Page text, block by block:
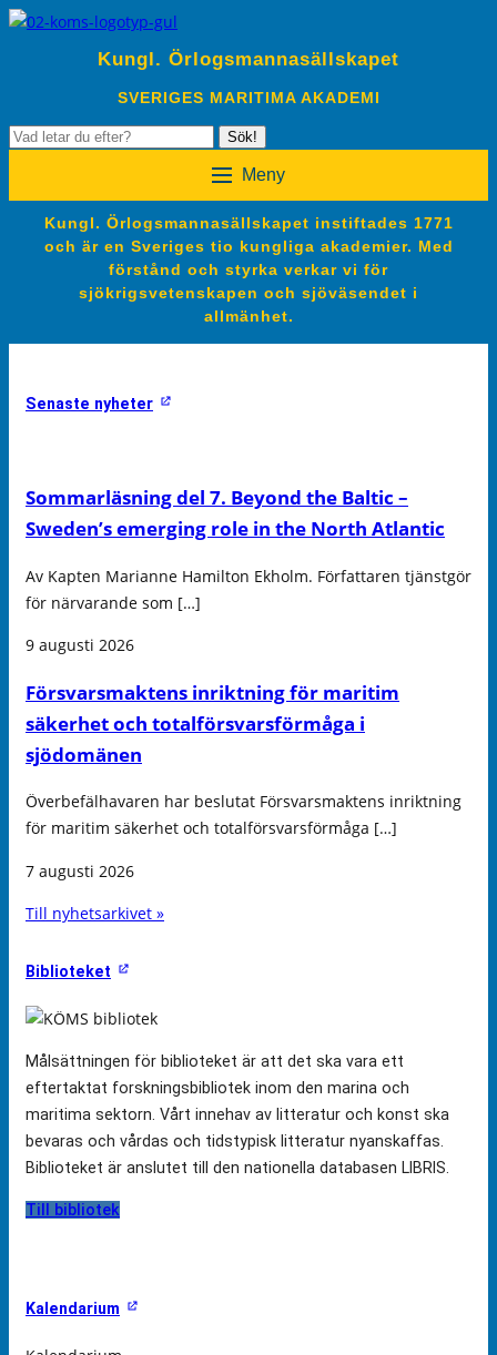
Kungl. Örlogsmannasällskapet
SVERIGES MARITIMA AKADEMI
Sök
Sök!
Meny
Kungl. Örlogsmannasällskapet instiftades 1771
och är en Sveriges tio kungliga akademier. Med
förstånd och styrka verkar vi för
sjökrigsvetenskapen och sjöväsendet i
allmänhet.
Senaste nyheter
Sommarläsning del 7. Beyond the Baltic –
Sweden’s emerging role in the North Atlantic
Av Kapten Marianne Hamilton Ekholm. Författaren tjänstgör
för närvarande som […]
9 augusti 2026
Försvarsmaktens inriktning för maritim
säkerhet och totalförsvarsförmåga i
sjödomänen
Överbefälhavaren har beslutat Försvarsmaktens inriktning
för maritim säkerhet och totalförsvarsförmåga […]
7 augusti 2026
Till nyhetsarkivet »
Biblioteket
Målsättningen för biblioteket är att det ska vara ett
eftertaktat forskningsbibliotek inom den marina och
maritima sektorn. Vårt innehav av litteratur och konst ska
bevaras och vårdas och tidstypisk litteratur nyanskaffas.
Biblioteket är anslutet till den nationella databasen LIBRIS.
Till bibliotek
Kalendarium